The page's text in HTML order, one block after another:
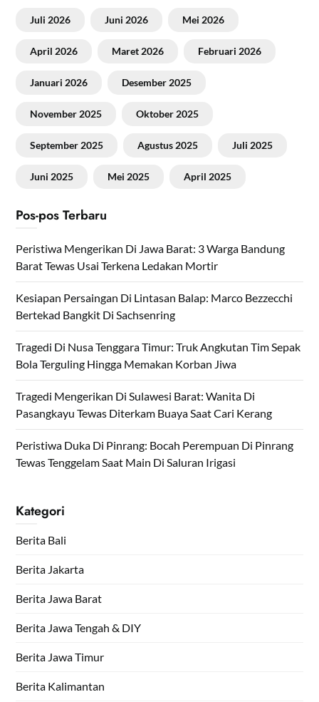
Juli 2026 Juni 2026 Mei 2026
April 2026 Maret 2026 Februari 2026
Januari 2026 Desember 2025
November 2025 Oktober 2025
September 2025 Agustus 2025 Juli 2025
Juni 2025 Mei 2025 April 2025
Pos-pos Terbaru
Peristiwa Mengerikan Di Jawa Barat: 3 Warga Bandung
Barat Tewas Usai Terkena Ledakan Mortir
Kesiapan Persaingan Di Lintasan Balap: Marco Bezzecchi
Bertekad Bangkit Di Sachsenring
Tragedi Di Nusa Tenggara Timur: Truk Angkutan Tim Sepak
Bola Terguling Hingga Memakan Korban Jiwa
Tragedi Mengerikan Di Sulawesi Barat: Wanita Di
Pasangkayu Tewas Diterkam Buaya Saat Cari Kerang
Peristiwa Duka Di Pinrang: Bocah Perempuan Di Pinrang
Tewas Tenggelam Saat Main Di Saluran Irigasi
Kategori
Berita Bali
Berita Jakarta
Berita Jawa Barat
Berita Jawa Tengah & DIY
Berita Jawa Timur
Berita Kalimantan